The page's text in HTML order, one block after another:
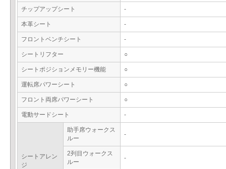
チップアップシート -
本革シート -
フロントベンチシート -
シートリフター ○
シートポジションメモリー機能 ○
運転席パワーシート ○
フロント両席パワーシート ○
電動サードシート -
シートアレン
ジ
助手席ウォークス
ルー
-
2列目ウォークス
ルー
-